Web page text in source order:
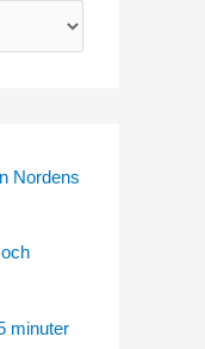
Nordens
minuter